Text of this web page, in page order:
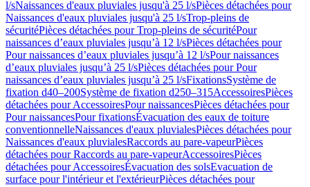
l/sNaissances d'eaux pluviales jusqu'à 25 l/sPièces détachées pour
Naissances d'eaux pluviales jusqu'à 25 l/sTrop-pleins de
sécuritéPièces détachées pour Trop-pleins de sécuritéPour
naissances d’eaux pluviales jusqu’à 12 l/sPièces détachées pour
Pour naissances d’eaux pluviales jusqu’à 12 l/sPour naissances
d’eaux pluviales jusqu’à 25 l/sPièces détachées pour Pour
naissances d’eaux pluviales jusqu’à 25 l/sFixationsSystème de
fixation d40–200Système de fixation d250–315AccessoiresPièces
détachées pour AccessoiresPour naissancesPièces détachées pour
Pour naissancesPour fixationsÉvacuation des eaux de toiture
conventionnelleNaissances d'eaux pluvialesPièces détachées pour
Naissances d'eaux pluvialesRaccords au pare-vapeurPièces
détachées pour Raccords au pare-vapeurAccessoiresPièces
détachées pour AccessoiresÉvacuation des solsEvacuation de
surface pour l'intérieur et l'extérieurPièces détachées pour